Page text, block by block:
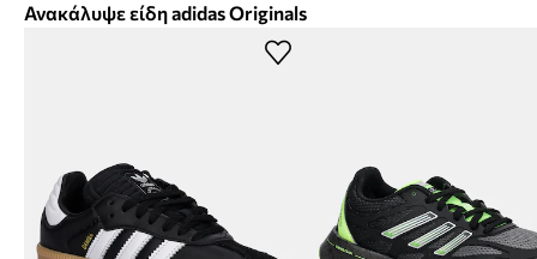
Ανακάλυψε είδη adidas Originals